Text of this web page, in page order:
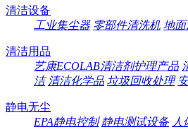
清洁设备
工业集尘器 零部件清洗机 地
清洁用品
艺康ECOLAB清洁剂护理产品
洁 清洁化学品 垃圾回收处理
静电无尘
EPA静电控制 静电测试设备 人